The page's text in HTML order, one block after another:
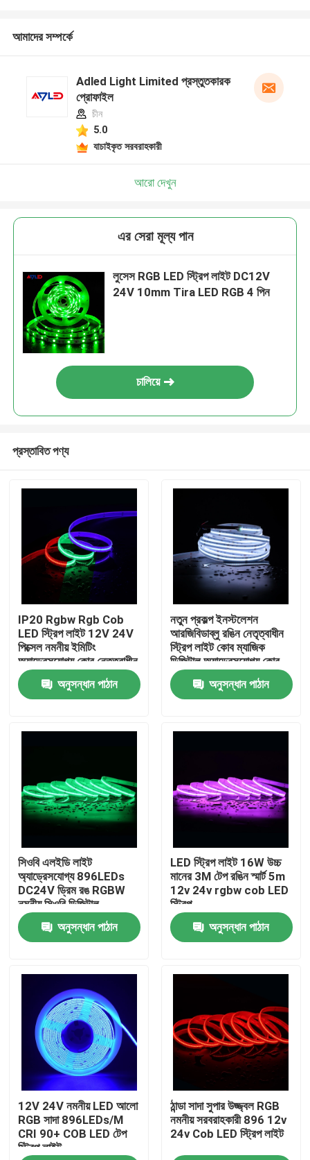
পণ্য
ভিডিও
আমাদের সম্পর্কে
কারখানা ভ্রমণ
মান নিয়ন্ত্রণ
যোগাযোগ করুন
উদ্ধৃতির জন্য আবেদন
উচ্চ cri নেতৃত্বাধীন ফালা
আমাদের সম্পর্কে
Adled Light Limited প্রস্তুতকারক
প্রোফাইল
চীন
5.0
যাচাইকৃত সরবরাহকারী
আরো দেখুন
এর সেরা মূল্য পান
লুসেস RGB LED স্ট্রিপ লাইট DC12V
24V 10mm Tira LED RGB 4 পিন
চালিয়ে
প্রস্তাবিত পণ্য
IP20 Rgbw Rgb Cob
LED স্ট্রিপ লাইট 12V 24V
পিক্সেল নমনীয় ইমিটিং
অ্যাড্রেসযোগ্য কোব নেতৃত্বাধীন
স্ট্রিপ
অনুসন্ধান পাঠান
নতুন প্রকল্প ইনস্টলেশন
আরজিবিডাব্লু রঙিন নেতৃত্বাধীন
স্ট্রিপ লাইট কোব ম্যাজিক
ডিজিটাল অ্যাড্রেসযোগ্য কোব
নেতৃত্বাধীন স্ট্রিপ
অনুসন্ধান পাঠান
সিওবি এলইডি লাইট
অ্যাড্রেসযোগ্য 896LEDs
DC24V ড্রিম রঙ RGBW
নমনীয় সিওবি ডিজিটাল
নেতৃত্বাধীন পিক্সেল
অনুসন্ধান পাঠান
LED স্ট্রিপ লাইট 16W উচ্চ
মানের 3M টেপ রঙিন স্মার্ট 5m
12v 24v rgbw cob LED
স্ট্রিপ
অনুসন্ধান পাঠান
12V 24V নমনীয় LED আলো
RGB সাদা 896LEDs/M
CRI 90+ COB LED টেপ
স্ট্রিপ লাইট
ঠান্ডা সাদা সুপার উজ্জ্বল RGB
নমনীয় সরবরাহকারী 896 12v
24v Cob LED স্ট্রিপ লাইট